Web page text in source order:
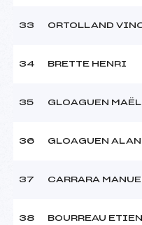
33 ORTOLLAND
34 BRETTE HENRI
35 GLOAGUEN MAËL
36 GLOAGUEN ALAN
37 CARRARA
38 BOURREAU